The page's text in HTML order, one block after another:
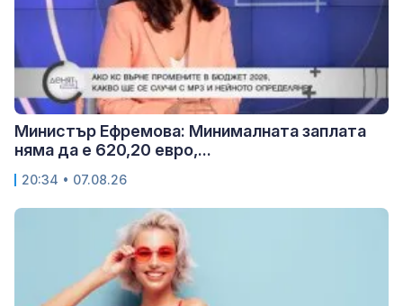
Министър Ефремова: Минималната заплата
няма да е 620,20 евро,...
20:34 • 07.08.26